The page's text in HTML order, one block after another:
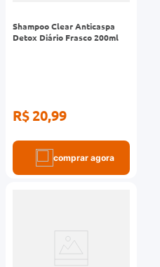
Shampoo Clear Anticaspa
Detox Diário Frasco 200ml
R$ 20,99
comprar agora